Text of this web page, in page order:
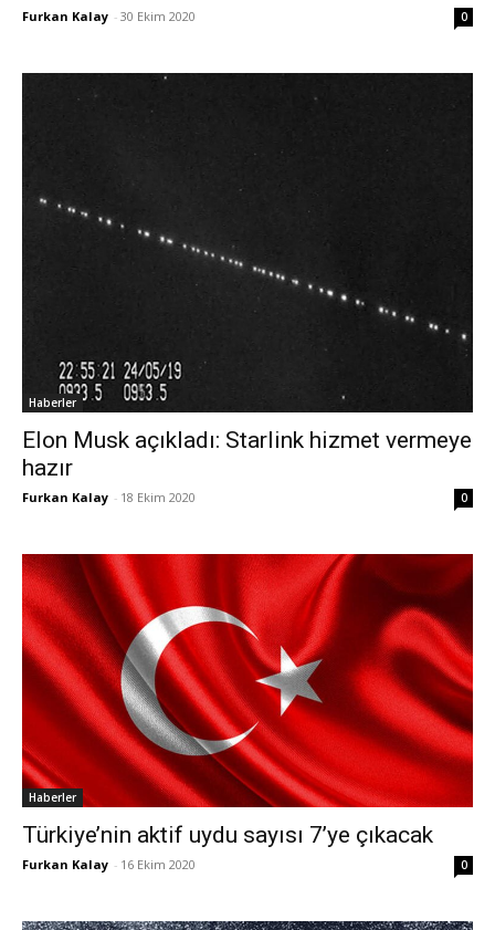
Furkan Kalay - 30 Ekim 2020 0
Haberler
Elon Musk açıkladı: Starlink hizmet vermeye
hazır
Furkan Kalay - 18 Ekim 2020 0
Haberler
Türkiye’nin aktif uydu sayısı 7’ye çıkacak
Furkan Kalay - 16 Ekim 2020 0